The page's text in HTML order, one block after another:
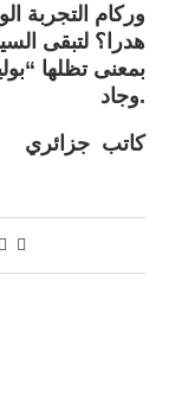
وركام التجربة
هدرا؟ لتبقى
بمعنى تظلها
وجاد.
كاتب جزائري